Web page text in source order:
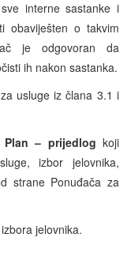
interne sastanke i
obaviješten o takvim
je odgovoran da
ih nakon sastanka.
usluge iz člana 3.1 i
Plan – prijedlog koji
izbor jelovnika,
strane Ponuđača za
jelovnika.